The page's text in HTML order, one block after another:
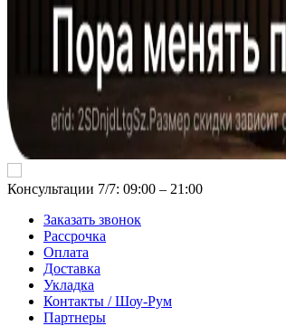
Консультации 7/7: 09:00 ‒ 21:00
Заказать звонок
Рассрочка
Оплата
Доставка
Укладка
Контакты / Шоу-Рум
Партнеры